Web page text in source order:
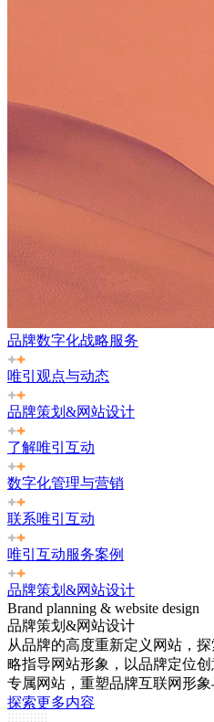
品牌数字化战略服务
唯引观点与动态
品牌策划&网站设计
了解唯引互动
数字化管理与营销
联系唯引互动
唯引互动服务案例
品牌策划&网站设计
Brand planning & website design
品牌策划&网站设计
从品牌的高度重新定义网站，
略指导网站形象，以品牌定位
专属网站，重塑品牌互联网形象
探索更多内容